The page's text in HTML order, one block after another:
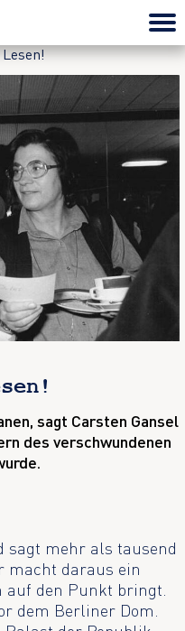
sagt Carsten Gansel
des verschwundenen
sagt mehr als tausend
macht daraus ein
auf den Punkt bringt.
dem Berliner Dom.